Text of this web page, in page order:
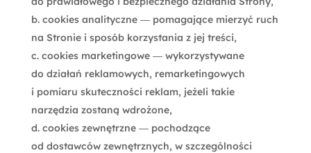
b. cookies analityczne — pomagające mierzyć ruch
na Stronie i sposób korzystania z jej treści,
c. cookies marketingowe — wykorzystywane
do działań reklamowych, remarketingowych
i pomiaru skuteczności reklam, jeżeli takie
narzędzia zostaną wdrożone,
d. cookies zewnętrzne — pochodzące
od dostawców zewnętrznych, w szczególności